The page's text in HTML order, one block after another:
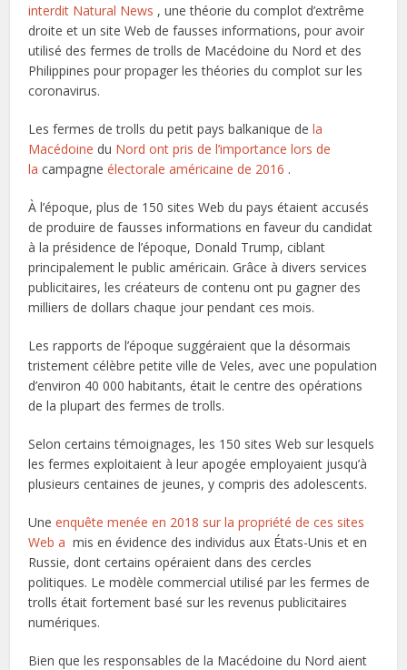
interdit Natural News , une théorie du complot d’extrême
droite et un site Web de fausses informations, pour avoir
utilisé des fermes de trolls de Macédoine du Nord et des
Philippines pour propager les théories du complot sur les
coronavirus.
Les fermes de trolls du petit pays balkanique dela
Macédoine du Nord ont pris de l’importance lors de
la campagneélectorale américaine de 2016 .
À l’époque, plus de 150 sites Web du pays étaient accusés
de produire de fausses informations en faveur du candidat
à la présidence de l’époque, Donald Trump, ciblant
principalement le public américain. Grâce à divers services
publicitaires, les créateurs de contenu ont pu gagner des
milliers de dollars chaque jour pendant ces mois.
Les rapports de l’époque suggéraient que la désormais
tristement célèbre petite ville de Veles, avec une population
d’environ 40 000 habitants, était le centre des opérations
de la plupart des fermes de trolls.
Selon certains témoignages, les 150 sites Web sur lesquels
les fermes exploitaient à leur apogée employaient jusqu’à
plusieurs centaines de jeunes, y compris des adolescents.
Uneenquête menée en 2018 sur la propriété de ces sites
Web a mis en évidence des individus aux États-Unis et en
Russie, dont certains opéraient dans des cercles
politiques. Le modèle commercial utilisé par les fermes de
trolls était fortement basé sur les revenus publicitaires
numériques.
Bien que les responsables de la Macédoine du Nord aient